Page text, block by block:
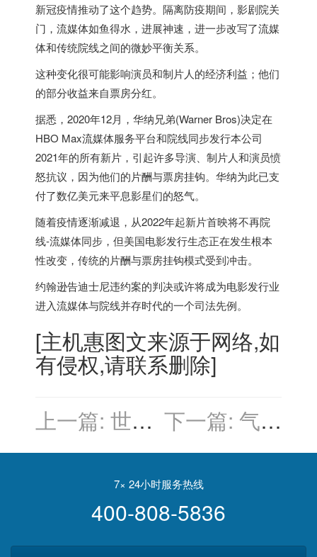
新冠疫情推动了这个趋势。隔离防疫期间，影剧院关
门，流媒体如鱼得水，进展神速，进一步改写了流媒
体和传统院线之间的微妙平衡关系。
这种变化很可能影响演员和制片人的经济利益；他们
的部分收益来自票房分红。
据悉，2020年12月，华纳兄弟(Warner Bros)决定在
HBO Max流媒体服务平台和院线同步发行本公司
2021年的所有新片，引起许多导演、制片人和演员愤
怒抗议，因为他们的片酬与票房挂钩。华纳为此已支
付了数亿美元来平息影星们的怒气。
随着疫情逐渐减退，从2022年起新片首映将不再院
线-流媒体同步，但美国电影发行生态正在发生根本
性改变，传统的片酬与票房挂钩模式受到冲击。
约翰逊告迪士尼违约案的判决或许将成为电影发行业
进入流媒体与院线并存时代的一个司法先例。
[主机惠图文来源于网络,如
有侵权,请联系删除]
上一篇: 世界
人类生存机
下一篇: 气候
气候写“体检
报告”的国际
7× 24小时服务热线
400-808-5836